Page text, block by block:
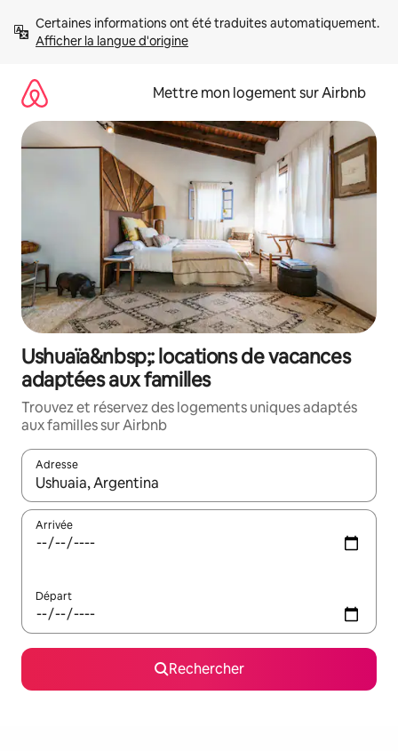
directement
Afficher la langue d'origine
Mettre mon logement sur Airbnb
Ushuaïa&nbsp;: locations de vacances
adaptées aux familles
Trouvez et réservez des logements uniques adaptés
aux familles sur Airbnb
Adresse
Lorsque les résultats s'affichent, utilisez les flèches vers le
Arrivée
Départ
Rechercher